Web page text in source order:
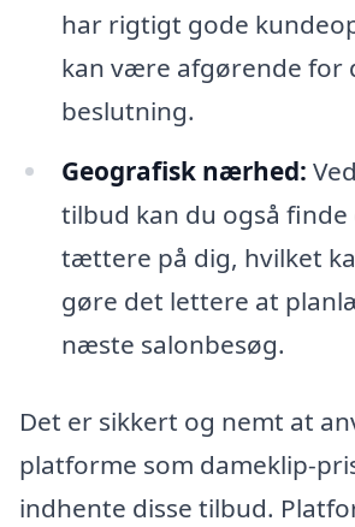
har rigtigt gode
kan være afgørende for
beslutning.
Geografisk nærhed:
tilbud kan du også
tættere på dig, hvilket
gøre det lettere at
næste salonbesøg.
Det er sikkert og nemt at
platforme som dameklip-
indhente disse tilbud.